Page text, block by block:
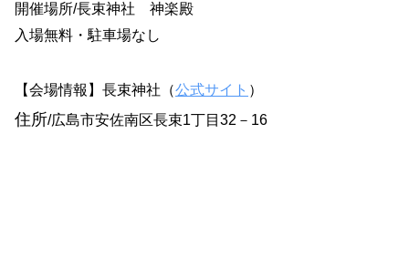
開催場所/長束神社 神楽殿
入場無料・駐車場なし
【会場情報】長束神社（公式サイト ）
住所/広島市安佐南区長束1丁目32－16